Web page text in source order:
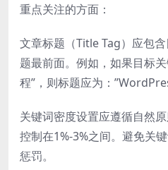
重点关注的方面：
文章标题（Title Tag）应包
题最前面。例如，如果目标
程”，则标题应为：
关键词密度设置应遵循自然
控制在1%-3%之间。避免关
惩罚。